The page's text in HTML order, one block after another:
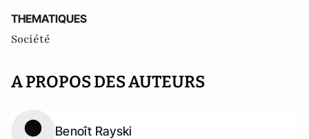
THEMATIQUES
Société
A PROPOS DES AUTEURS
Benoît Rayski